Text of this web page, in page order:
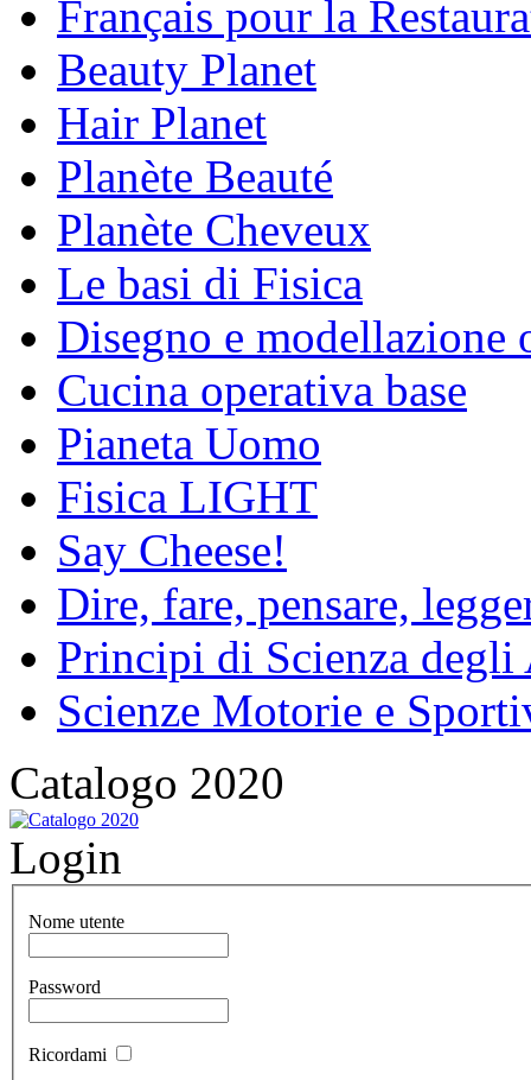
Français pour la
Beauty Planet
Hair Planet
Planète Beauté
Planète Cheveux
Le basi di Fisica
Disegno e modellazione
Cucina operativa base
Pianeta Uomo
Fisica LIGHT
Say Cheese!
Dire, fare, pensare,
Principi di Scienza
Scienze Motorie e
Catalogo 2020
Login
Nome utente
Password
Ricordami